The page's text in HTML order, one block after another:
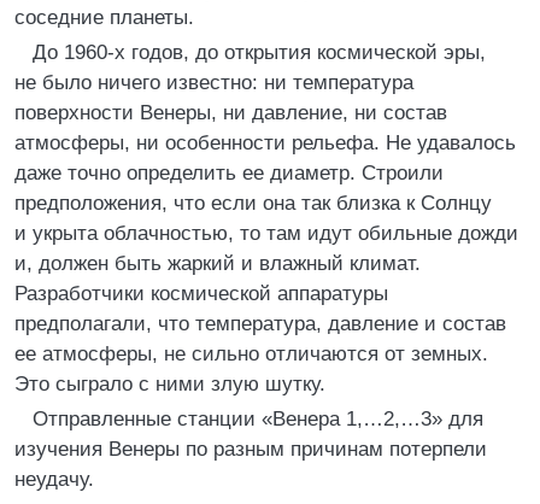
соседние планеты.
До 1960-х годов, до открытия космической эры,
не было ничего известно: ни температура
поверхности Венеры, ни давление, ни состав
атмосферы, ни особенности рельефа. Не удавалось
даже точно определить ее диаметр. Строили
предположения, что если она так близка к Солнцу
и укрыта облачностью, то там идут обильные дожди
и, должен быть жаркий и влажный климат.
Разработчики космической аппаратуры
предполагали, что температура, давление и состав
ее атмосферы, не сильно отличаются от земных.
Это сыграло с ними злую шутку.
Отправленные станции «Венера 1,…2,…3» для
изучения Венеры по разным причинам потерпели
неудачу.